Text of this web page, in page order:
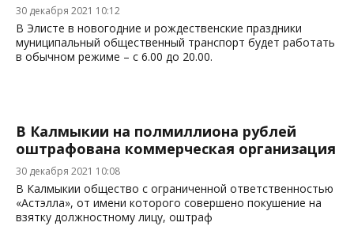
30 декабря 2021 10:12
В Элисте в новогодние и рождественские праздники
муниципальный общественный транспорт будет работать
в обычном режиме – с 6.00 до 20.00.
В Калмыкии на полмиллиона рублей
оштрафована коммерческая организация
30 декабря 2021 10:08
В Калмыкии общество с ограниченной ответственностью
«Астэлла», от имени которого совершено покушение на
взятку должностному лицу, оштраф